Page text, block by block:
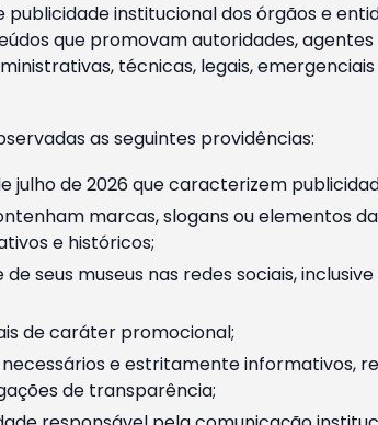
institucional dos órgãos e
que promovam autoridades,
técnicas, legais,
as seguintes providências:
de 2026 que caracterizem
marcas, slogans ou elementos
e históricos;
seus museus nas redes sociais,
de caráter promocional;
e estritamente informativos,
de transparência;